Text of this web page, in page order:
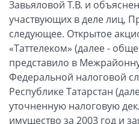
Завьяловой Т.В. и
участвующих в деле лиц,
следующее. Открытое
«Таттелеком» (далее -
представило в
Федеральной налоговой
Республике Татарстан
уточненную налоговую
имущество за 2003 год и